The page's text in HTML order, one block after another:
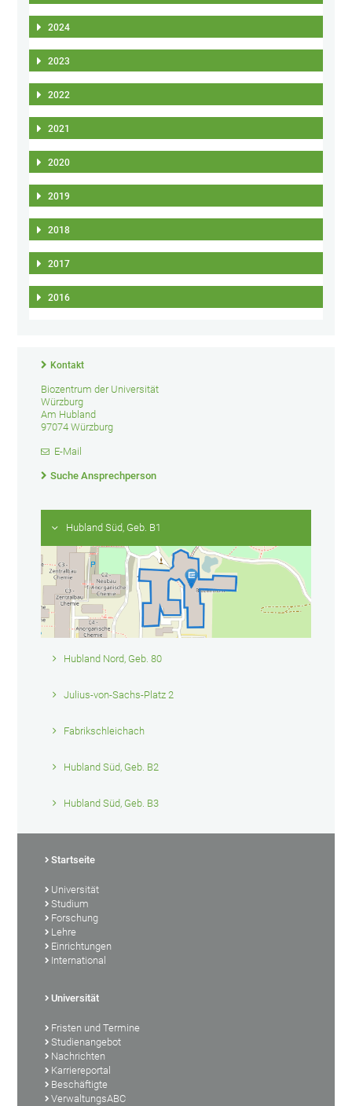
2024
2023
2022
2021
2020
2019
2018
2017
2016
Kontakt
Biozentrum der Universität
Würzburg
Am Hubland
97074 Würzburg
E-Mail
Suche Ansprechperson
Hubland Süd, Geb. B1
Hubland Nord, Geb. 80
Julius-von-Sachs-Platz 2
Fabrikschleichach
Hubland Süd, Geb. B2
Hubland Süd, Geb. B3
Startseite
Universität
Studium
Forschung
Lehre
Einrichtungen
International
Universität
Fristen und Termine
Studienangebot
Nachrichten
Karriereportal
Beschäftigte
VerwaltungsABC